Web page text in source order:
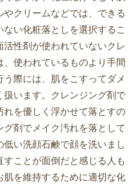
クリームなどでは、できる
い化粧落としを選択するこ
性剤が使われていないクレ
使われているものより手間
際には、肌をこすってダメ
います。クレンジング剤で
を優しく浮かせて落とすの
剤でメイク汚れを落として
い洗顔石鹸で顔を洗いまし
ことが面倒だと感じる人も
を維持するために適切な化